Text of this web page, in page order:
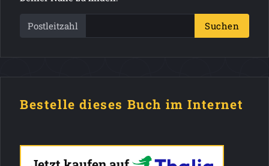
Postleitzahl Suchen
Bestelle dieses Buch im Internet